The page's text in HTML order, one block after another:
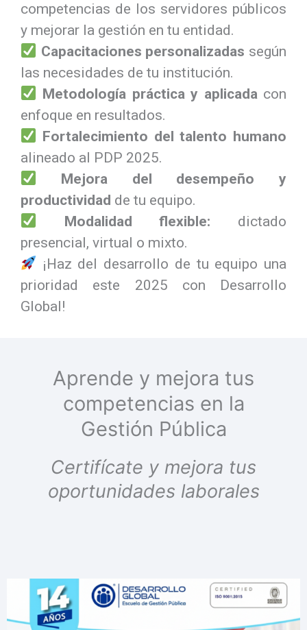
competencias de los servidores públicos
y mejorar la gestión en tu entidad.​
Capacitaciones personalizadas según
las necesidades de tu institución.
Metodología práctica y aplicadacon
enfoque en resultados.
Fortalecimiento del talento humano
alineado al PDP 2025.
Mejora del desempeño y
productividad de tu equipo.
Modalidad flexible: dictado
presencial, virtual o mixto.
¡Haz del desarrollo de tu equipo una
prioridad este 2025 con Desarrollo
Global!
Aprende y mejora tus
competencias en la
Gestión Pública
Certifícate y mejora tus
oportunidades laborales